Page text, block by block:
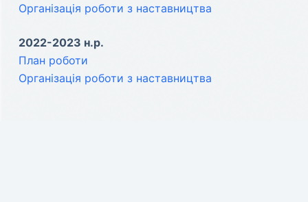
Організація роботи з наставництва
2022-2023 н.р.
План роботи
Організація роботи з наставництва